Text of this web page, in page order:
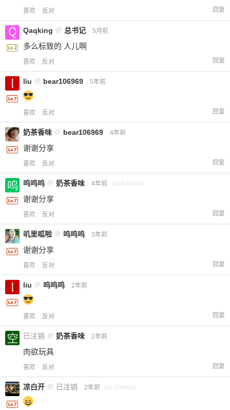
喜欢 反对 回复
Qaqking @ 总书记 5月前
多么标致的 人儿啊
喜欢 反对 回复
liu @ bear106969 5年前
喜欢 反对 回复
奶茶香味 @ bear106969 4年前
谢谢分享
喜欢 反对 回复
呜呜呜 @ 奶茶香味 4年前 via Android
谢谢分享
喜欢 反对 回复
叽里呱啦 @ 呜呜呜 3年前
谢谢分享
喜欢 反对 回复
liu @ 呜呜呜 2年前
喜欢 反对 回复
已注销 @ 奶茶香味 2年前
肉欲玩具
喜欢 反对 回复
凉白开 @ 已注销 2年前 via Android